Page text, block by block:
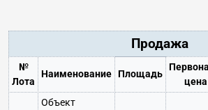
Продажа
№
Лота
Наименование Площадь
Объект